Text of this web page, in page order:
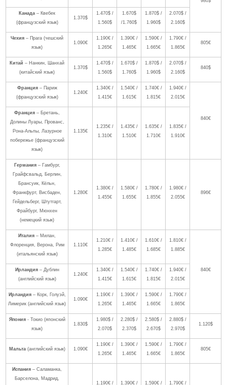
Канада – Квебек
(французский язык)
1.370$
1.470$ /
1.560$
1.670$
/1.760$
1.870$ /
1.960$
2.070$ /
2.160$
Чехия – Прага (чешский
язык)
1.090€
1.190€ /
1.265€
1.390€ /
1.465€
1.590€ /
1.665€
1.790€ /
1.865€
805€
Китай – Нанкин, Шанхай
(китайский язык)
1.370$
1.470$ /
1.560$
1.670$ /
1.760$
1.870$ /
1.960$
2.070$ /
2.160$
840$
Франция – Париж
(французский язык)
1.240€
1.340€ /
1.415€
1.540€ /
1.615€
1.740€ /
1.815€
1.940€ /
2.015€
840€
Франция – Бретань,
Долины Луары, Прованс,
Рона-Альпы, Лазурное
побережье (французский
язык)
1.135€
1.235€ /
1.310€
1.435€ /
1.510€
1.635€ /
1.710€
1.835€ /
1.910€
Германия – Гамбург,
Грайфсвальд, Берлин,
Брансуик, Кёльн,
Франкфурт, Висбаден,
Гейдельберг, Штутгарт,
Фрайбург, Мюнхен
(немецкий язык)
1.280€
1.380€ /
1.455€
1.580€ /
1.655€
1.780€ /
1.855€
1.980€ /
2.055€
896€
Италия – Милан,
Флоренция, Верона, Рим
(итальянский язык)
1.110€
1.210€ /
1.285€
1.410€ /
1.485€
1.610€ /
1.685€
1.810€ /
1.885€
840€
Ирландия – Дублин
(английский язык)
1.240€
1.340€ /
1.415€
1.540€ /
1.615€
1.740€ /
1.815€
1.940€ /
2.015€
Ирландия – Корк, Голуэй,
Лимерик (английский язык)
1.090€
1.190€ /
1.265€
1.390€ /
1.465€
1.590€ /
1.665€
1.790€ /
1.865€
Япония - Токио (японский
язык)
1.830$
1.980$ /
2.070$
2.280$ /
2.370$
2.580$ /
2.670$
2.880$ /
2.970$
1.120$
Мальта (английский язык) 1.090€
1.190€ /
1.265€
1.390€ /
1.465€
1.590€ /
1.665€
1.790€ /
1.865€
805€
Испания – Саламанка,
Барселона, Мадрид,
1.190€ / 1.390€ / 1.590€ /
1.790€ /